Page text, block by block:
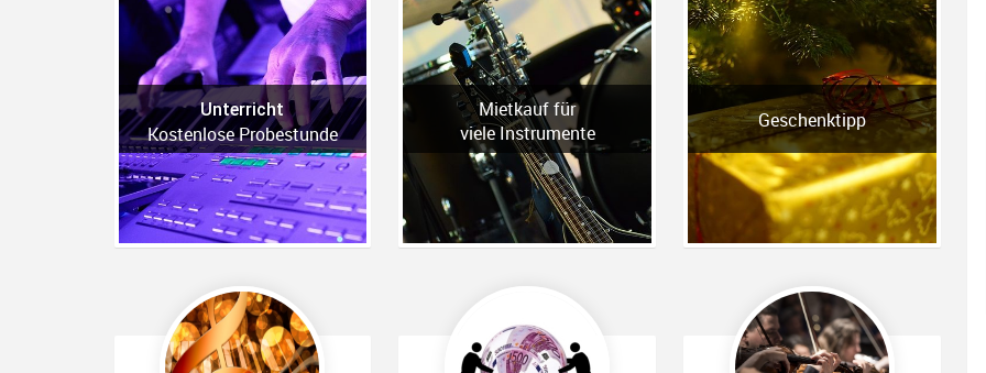
Unterricht
Kostenlose Probestunde
Mietkauf für
viele Instrumente
Geschenktipp